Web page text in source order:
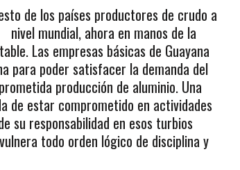
de los países productores de crudo a
nivel mundial, ahora en manos de la
Las empresas básicas de Guayana
para poder satisfacer la demanda del
producción de aluminio. Una
de estar comprometido en actividades
su responsabilidad en esos turbios
todo orden lógico de disciplina y